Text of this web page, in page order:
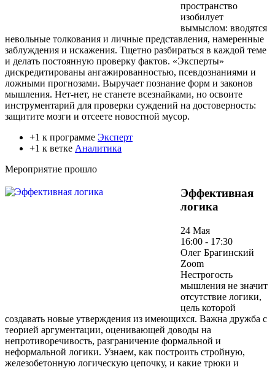
пространство
изобилует
вымыслом: вводятся
невольные толкования и личные представления, намеренные
заблуждения и искажения. Тщетно разбираться в каждой теме
и делать постоянную проверку фактов. «Эксперты»
дискредитированы ангажированностью, псевдознаниями и
ложными прогнозами. Выручает познание форм и законов
мышления. Нет-нет, не станете всезнайками, но освоите
инструментарий для проверки суждений на достоверность:
защитите мозги и отсеете новостной мусор.
+1 к программе Эксперт
+1 к ветке Аналитика
Мероприятие прошло
Эффективная
логика
24 Мая
16:00 - 17:30
Олег Брагинский
Zoom
Нестрогость
мышления не значит
отсутствие логики,
цель которой
создавать новые утверждения из имеющихся. Важна дружба с
теорией аргументации, оценивающей доводы на
непротиворечивость, разграничение формальной и
неформальной логики. Узнаем, как построить стройную,
железобетонную логическую цепочку, и какие трюки и